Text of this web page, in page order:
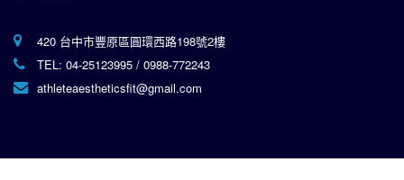
420 台中市豐原區圓環西路198號2樓
TEL: 04-25123995 / 0988-772243
athleteaestheticsfit@gmail.com